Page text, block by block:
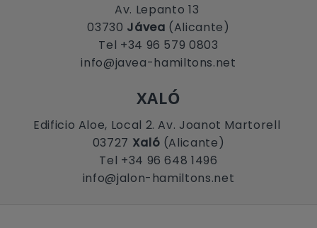
Av. Lepanto 13
03730 Jávea (Alicante)
Tel +34 96 579 0803
info@javea-hamiltons.net
XALÓ
Edificio Aloe, Local 2. Av. Joanot Martorell
03727 Xaló (Alicante)
Tel +34 96 648 1496
info@jalon-hamiltons.net